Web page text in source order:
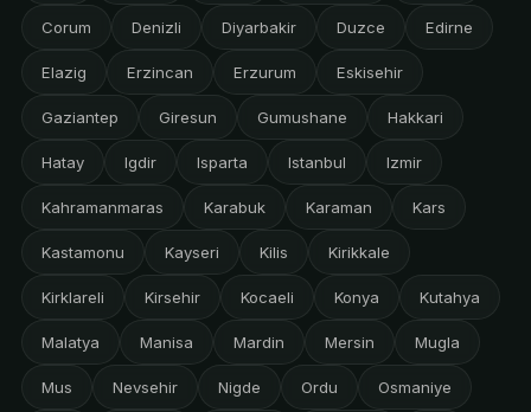
Corum Denizli Diyarbakir Duzce Edirne
Elazig Erzincan Erzurum Eskisehir
Gaziantep Giresun Gumushane Hakkari
Hatay Igdir Isparta Istanbul Izmir
Kahramanmaras Karabuk Karaman Kars
Kastamonu Kayseri Kilis Kirikkale
Kirklareli Kirsehir Kocaeli Konya Kutahya
Malatya Manisa Mardin Mersin Mugla
Mus Nevsehir Nigde Ordu Osmaniye